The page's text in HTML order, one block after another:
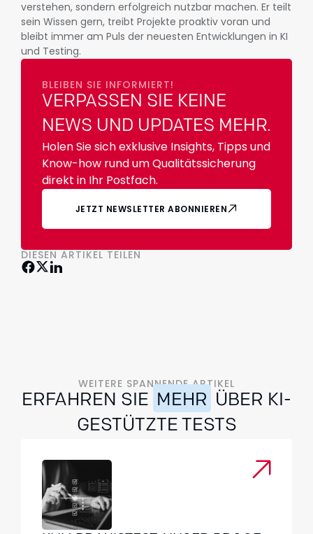
verstehen, sondern erfolgreich nutzbar machen. Er teilt
sein Wissen gern, treibt Projekte proaktiv voran und
bleibt immer am Puls der neuesten Entwicklungen in KI
und Testing.
BLEIBEN SIE INFORMIERT!
VERPASSEN SIE KEINE
NEWS UND UPDATES MEHR.
Holen Sie sich exklusive Insights, Tipps und
Know-how rund um Qualitätssicherung
direkt in Ihr Postfach.
JETZT NEWSLETTER ABONNIEREN
DIESEN ARTIKEL TEILEN
WEITERE SPANNENDE ARTIKEL
ERFAHREN SIE MEHR ÜBER KI-
GESTÜTZTE TESTS